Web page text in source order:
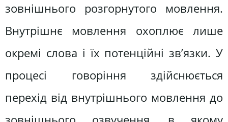
зовнішнього розгорнутого мовлення.
Внутрішнє мовлення охоплює лише
окремі слова і їх потенційні зв’язки. У
процесі говоріння здійснюється
перехід від внутрішнього мовлення до